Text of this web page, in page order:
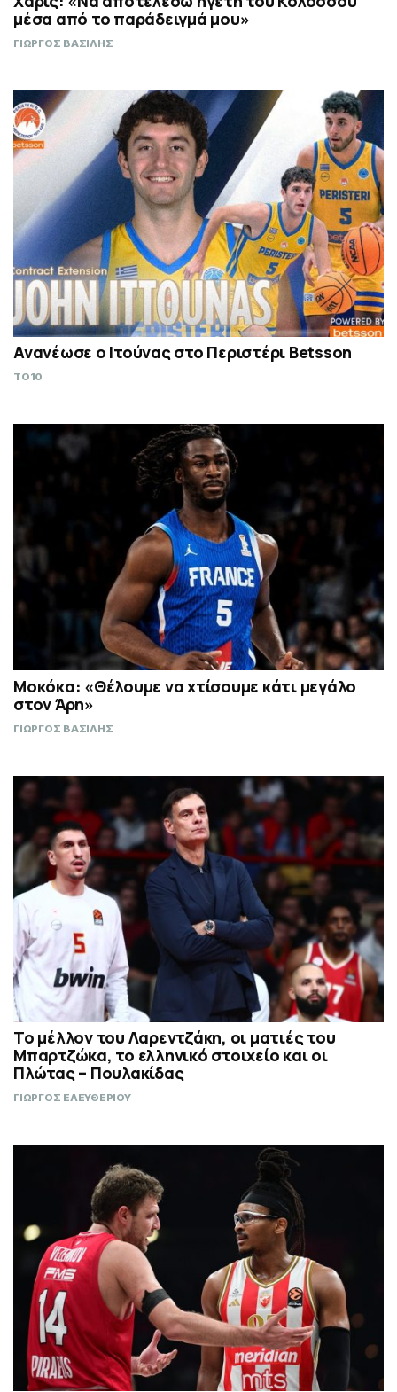
μέσα από το παράδειγμά μου»
ΓΙΩΡΓΟΣ ΒΑΣΙΛΗΣ
Ανανέωσε ο Ιτούνας στο Περιστέρι Betsson
TO10
Μοκόκα: «Θέλουμε να χτίσουμε κάτι μεγάλο
στον Άρη»
ΓΙΩΡΓΟΣ ΒΑΣΙΛΗΣ
Το μέλλον του Λαρεντζάκη, οι ματιές του
Μπαρτζώκα, το ελληνικό στοιχείο και οι
Πλώτας – Πουλακίδας
ΓΙΩΡΓΟΣ ΕΛΕΥΘΕΡΙΟΥ